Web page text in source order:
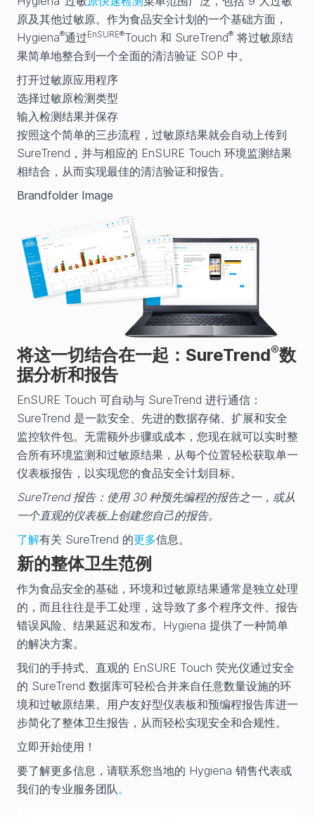
原及其他过敏原。作为食品安全计划的一个基础方面，
Hygiena®通过EnSURE®Touch 和 SureTrend® 将过敏原结
果简单地整合到一个全面的清洁验证 SOP 中。
打开过敏原应用程序
选择过敏原检测类型
输入检测结果并保存
按照这个简单的三步流程，过敏原结果就会自动上传到
SureTrend，并与相应的 EnSURE Touch 环境监测结果
相结合，从而实现最佳的清洁验证和报告。
Brandfolder Image
将这一切结合在一起：SureTrend®数
据分析和报告
EnSURE Touch 可自动与 SureTrend 进行通信：
SureTrend 是一款安全、先进的数据存储、扩展和安全
监控软件包。无需额外步骤或成本，您现在就可以实时整
合所有环境监测和过敏原结果，从每个位置轻松获取单一
仪表板报告，以实现您的食品安全计划目标。
SureTrend 报告：使用 30 种预先编程的报告之一，或从
一个直观的仪表板上创建您自己的报告。
了解有关 SureTrend 的更多信息。
新的整体卫生范例
作为食品安全的基础，环境和过敏原结果通常是独立处理
的，而且往往是手工处理，这导致了多个程序文件、报告
错误风险、结果延迟和发布。Hygiena 提供了一种简单
的解决方案。
我们的手持式、直观的 EnSURE Touch 荧光仪通过安全
的 SureTrend 数据库可轻松合并来自任意数量设施的环
境和过敏原结果。用户友好型仪表板和预编程报告库进一
步简化了整体卫生报告，从而轻松实现安全和合规性。
立即开始使用！
要了解更多信息，请联系您当地的 Hygiena 销售代表或
我们的专业服务团队 。